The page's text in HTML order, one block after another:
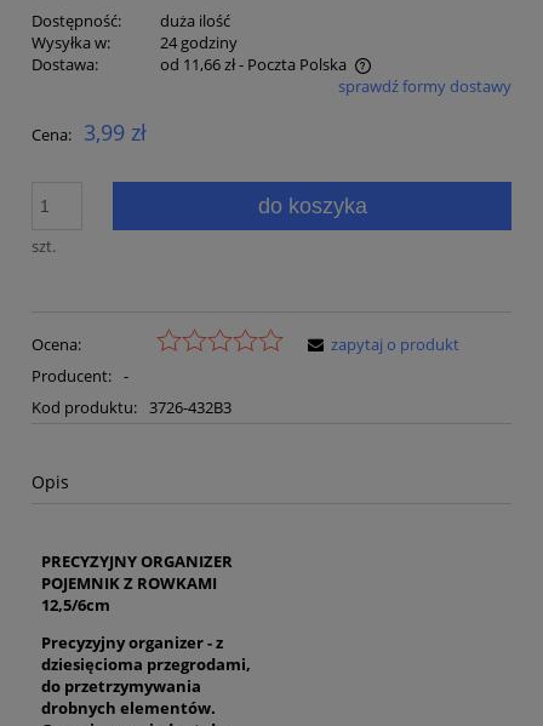
Dostępność:
duża ilość
Wysyłka w:
24 godziny
Dostawa:
od 11,66 zł- Poczta Polska
Cena nie zawiera ewentualnych kosztów płatnościsprawdź formy dostawy
Cena: 3,99 zł
szt.
do koszyka
Ocena:
Producent: -
Kod produktu: 3726-432B3
zapytaj o produkt
Opis
PRECYZYJNY ORGANIZER
POJEMNIK Z ROWKAMI
12,5/6cm
Precyzyjny organizer - z
dziesięcioma przegrodami,
do przetrzymywania
drobnych elementów.